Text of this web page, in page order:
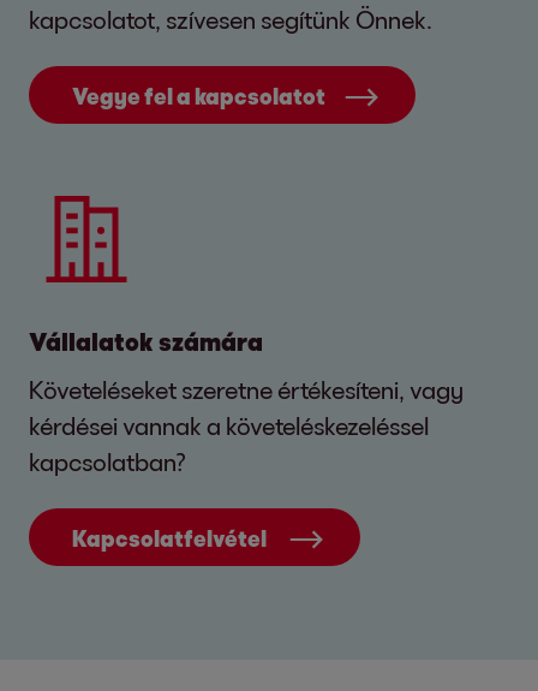
kapcsolatot, szívesen segítünk Önnek.
Vegye fel a kapcsolatot
Vállalatok számára
Követeléseket szeretne értékesíteni, vagy
kérdései vannak a követeléskezeléssel
kapcsolatban?
Kapcsolatfelvétel